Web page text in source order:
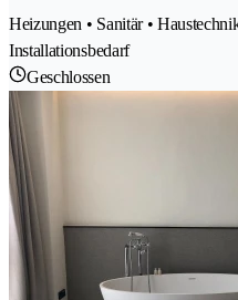
Heizungen • Sanitär •
Installationsbedarf
Geschlossen